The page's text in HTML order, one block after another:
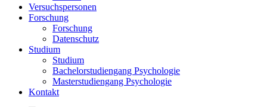
Versuchspersonen
Forschung
Forschung
Datenschutz
Studium
Studium
Bachelorstudiengang Psychologie
Masterstudiengang Psychologie
Kontakt